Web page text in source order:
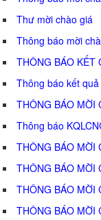
Thư mời chào giá
Thông báo mời
THÔNG BÁO KẾT
Thông báo kết
THÔNG BÁO MỜI
Thông báo
THÔNG BÁO MỜI
THÔNG BÁO MỜI
THÔNG BÁO MỜI
THÔNG BÁO MỜI